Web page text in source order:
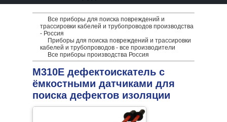
Все приборы для поиска повреждений и
трассировки кабелей и трубопроводов производства
- Россия
Приборы для поиска повреждений и трассировки
кабелей и трубопроводов - все производители
Все приборы производства Россия
М310Е дефектоискатель с
ёмкостными датчиками для
поиска дефектов изоляции